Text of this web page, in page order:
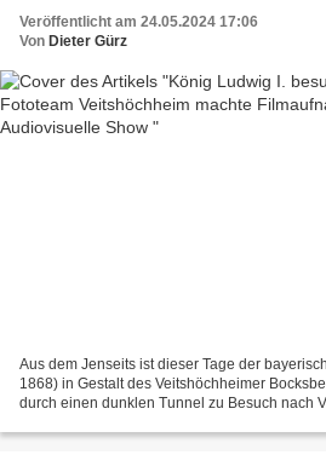
Veröffentlicht am 24.05.2024 17:06
Von Dieter Gürz
Aus dem Jenseits ist dieser Tage der
1868) in Gestalt des Veitshöchheimer
durch einen dunklen Tunnel zu Besuch nach